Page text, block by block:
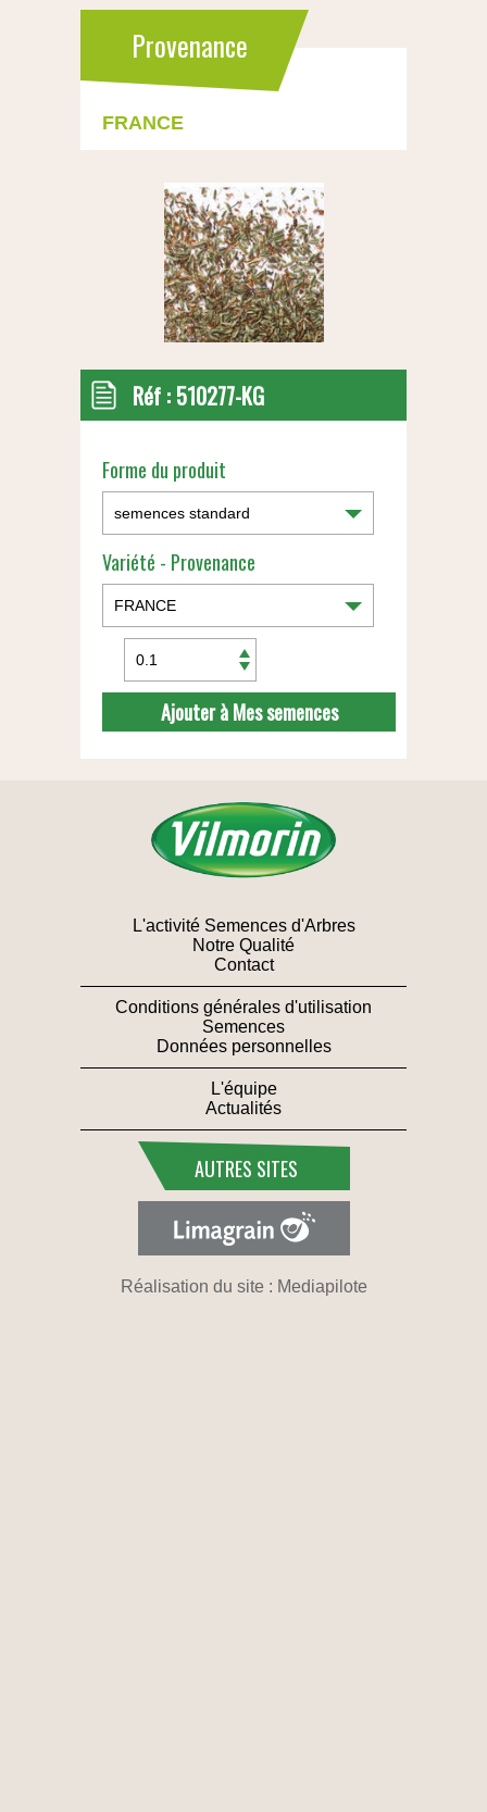
Provenance
FRANCE
Réf : 510277-KG
Forme du produit
Variété - Provenance
Ajouter à Mes semences
L'activité Semences d'Arbres
Notre Qualité
Contact
Conditions générales d'utilisation
Semences
Données personnelles
L'équipe
Actualités
AUTRES SITES
Réalisation du site : Mediapilote